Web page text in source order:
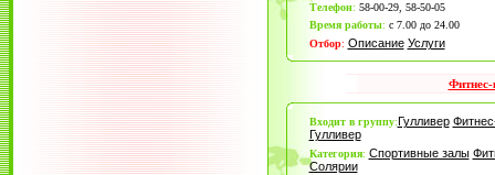
Телефон: 58-00-29, 58-50-05
Время работы: с 7.00 до 24.00
Отбор: Описание Услуги
Фитнес-
Входит в группу:Гулливер
Гулливер
Категория: Спортивные залы
Солярии